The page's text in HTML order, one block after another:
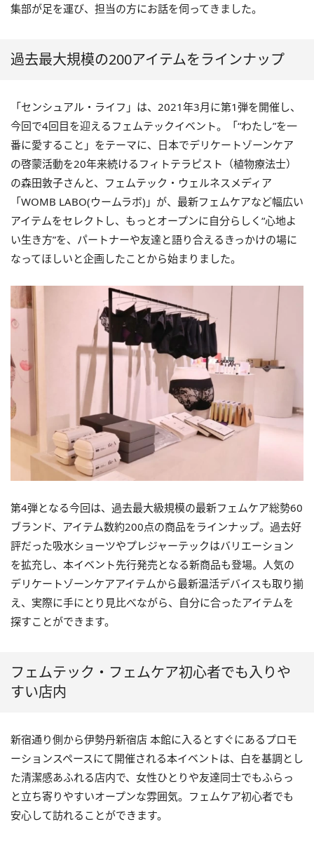
集部が足を運び、担当の方にお話を伺ってきました。
過去最大規模の200アイテムをラインナップ
「センシュアル・ライフ」は、2021年3月に第1弾を開催し、
今回で4回目を迎えるフェムテックイベント。「“わたし”を一
番に愛すること」をテーマに、日本でデリケートゾーンケア
の啓蒙活動を20年来続けるフィトテラピスト（植物療法士）
の森田敦子さんと、フェムテック・ウェルネスメディア
「WOMB LABO(ウームラボ)」が、最新フェムケアなど幅広い
アイテムをセレクトし、もっとオープンに自分らしく“心地よ
い生き方”を、パートナーや友達と語り合えるきっかけの場に
なってほしいと企画したことから始まりました。
第4弾となる今回は、過去最大級規模の最新フェムケア総勢60
ブランド、アイテム数約200点の商品をラインナップ。過去好
評だった吸水ショーツやプレジャーテックはバリエーション
を拡充し、本イベント先行発売となる新商品も登場。人気の
デリケートゾーンケアアイテムから最新温活デバイスも取り揃
え、実際に手にとり見比べながら、自分に合ったアイテムを
探すことができます。
フェムテック・フェムケア初心者でも入りや
すい店内
新宿通り側から伊勢丹新宿店 本館に入るとすぐにあるプロモ
ーションスペースにて開催される本イベントは、白を基調とし
た清潔感あふれる店内で、女性ひとりや友達同士でもふらっ
と立ち寄りやすいオープンな雰囲気。フェムケア初心者でも
安心して訪れることができます。